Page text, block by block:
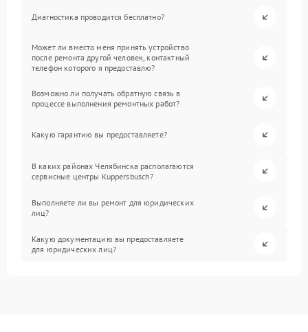
Диагностика проводится бесплатно?
Может ли вместо меня принять устройство
после ремонта другой человек, контактный
телефон которого я предоставлю?
Возможно ли получать обратную связь в
процессе выполнения ремонтных работ?
Какую гарантию вы предоставляете?
В каких районах Челябинска располагаются
сервисные центры Kuppersbusch?
Выполняете ли вы ремонт для юридических
лиц?
Какую документацию вы предоставляете
для юридических лиц?